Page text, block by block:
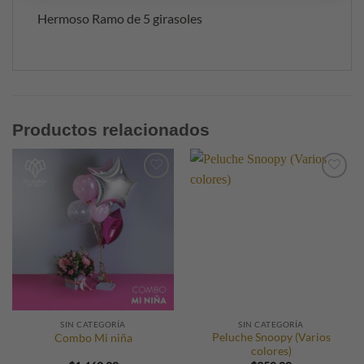
Hermoso Ramo de 5 girasoles
Productos relacionados
SIN CATEGORÍA
Combo Mi niña
SIN CATEGORÍA
Peluche Snoopy (Varios
colores)